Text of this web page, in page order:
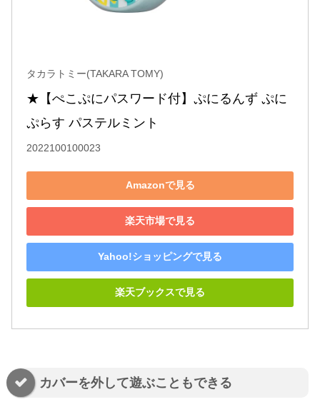
タカラトミー(TAKARA TOMY)
★【ぺこぷにパスワード付】ぷにるんず ぷに
ぷらす パステルミント
2022100100023
Amazonで見る
楽天市場で見る
Yahoo!ショッピングで見る
楽天ブックスで見る
カバーを外して遊ぶこともできる